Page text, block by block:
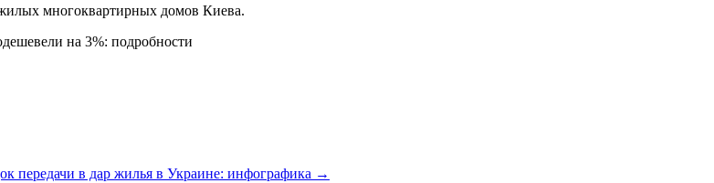
многоквартирных домов Киева.
на 3%: подробности
передачи в дар жилья в Украине: инфографика →